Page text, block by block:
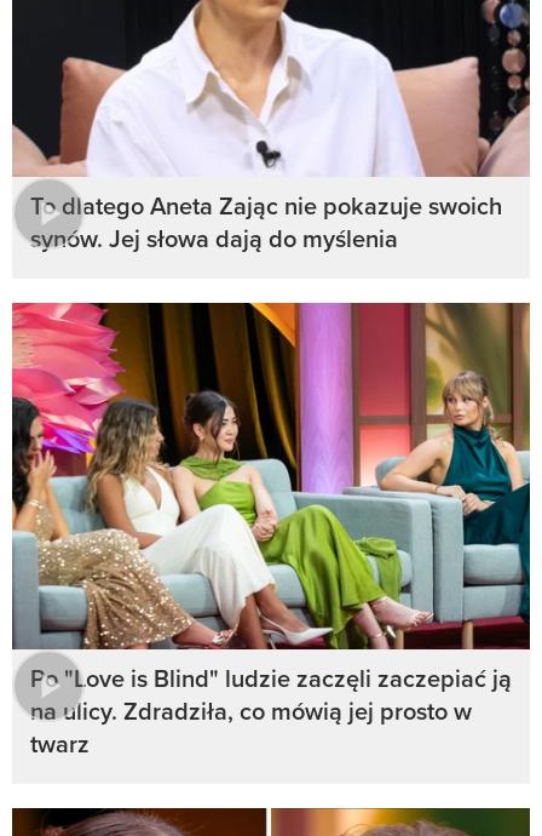
To dlatego Aneta Zając nie pokazuje swoich
synów. Jej słowa dają do myślenia
Po "Love is Blind" ludzie zaczęli zaczepiać ją
na ulicy. Zdradziła, co mówią jej prosto w
twarz